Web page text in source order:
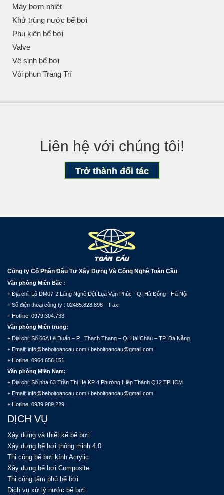
Máy bơm nhiệt
Khử trùng nước bể bơi
Phụ kiện bể bơi
Valve
Vệ sinh bể bơi
Vòi phun Trang Trí
Liên hệ với chúng tôi!
Trở thành đối tác
Công ty Cổ Phần Đầu Tư Xây Dựng Và Công Nghệ Toàn Cầu
Văn phòng Miền Bắc :
+ Địa chỉ: Lô DM07-2 Làng Nghề Dệt Lụa Vạn Phúc - Q. Hà Đông - Hà Nội
+ Số điện thoại công ty : 02485.828.898 – Fax:
+ Hotline: 0979.304.733
Văn phòng Miền trung:
+ Địa chỉ: Số 66A Lê Duẩn – P . Thạch Thang – Q. Hải Châu – TP. Đà Nẵng.
+ Email: info@beboitoancau.com / beboitoancau@gmail.com
+ Hotline: 0964.656.151
Văn phòng Miền Nam:
+ Địa chỉ: Số nhà 63 Trần Thị Hè KP 4 Phường Hiệp Thành Q12 TPHCM
+ Email: info@beboitoancau.com / beboitoancau@gmail.com
+ Hotline: 0939.989.229
DỊCH VỤ
Xây dựng và thiết kế bể bơi
Xây dựng bể bơi thông minh 4.0
Thi công bể bơi kính Acrylic
Xây dựng bể bơi Composite
Thi công tấm phủ bể bơi
Dịch vụ xử lý nước bể bơi